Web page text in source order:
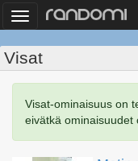
Toggle
navigation
Visat
Visat-ominaisuus on
eivätkä ominaisuudet